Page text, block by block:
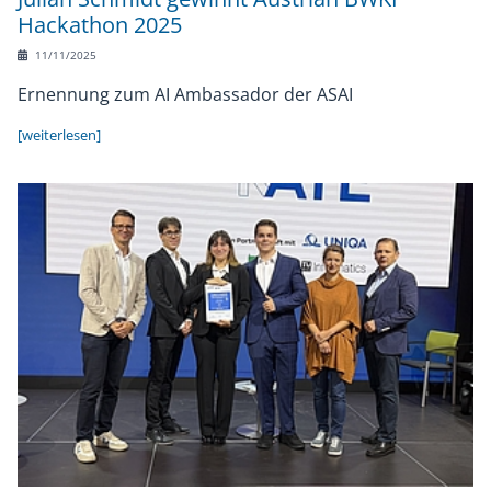
Hackathon 2025
11/11/2025
Ernennung zum AI Ambassador der ASAI
[weiterlesen]